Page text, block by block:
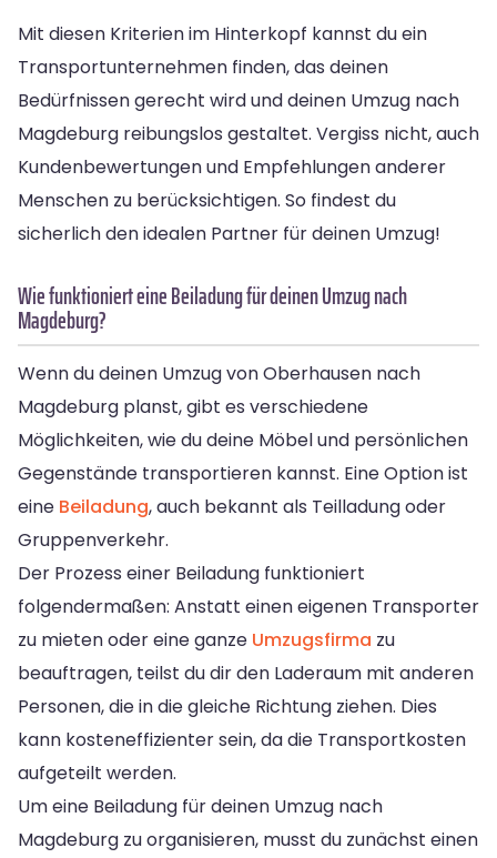
Mit diesen Kriterien im Hinterkopf kannst du ein
Transportunternehmen finden, das deinen
Bedürfnissen gerecht wird und deinen Umzug nach
Magdeburg reibungslos gestaltet. Vergiss nicht, auch
Kundenbewertungen und Empfehlungen anderer
Menschen zu berücksichtigen. So findest du
sicherlich den idealen Partner für deinen Umzug!
Wie funktioniert eine Beiladung für deinen Umzug nach
Magdeburg?
Wenn du deinen Umzug von Oberhausen nach
Magdeburg planst, gibt es verschiedene
Möglichkeiten, wie du deine Möbel und persönlichen
Gegenstände transportieren kannst. Eine Option ist
eine Beiladung, auch bekannt als Teilladung oder
Gruppenverkehr.
Der Prozess einer Beiladung funktioniert
folgendermaßen: Anstatt einen eigenen Transporter
zu mieten oder eine ganze Umzugsfirma zu
beauftragen, teilst du dir den Laderaum mit anderen
Personen, die in die gleiche Richtung ziehen. Dies
kann kosteneffizienter sein, da die Transportkosten
aufgeteilt werden.
Um eine Beiladung für deinen Umzug nach
Magdeburg zu organisieren, musst du zunächst einen